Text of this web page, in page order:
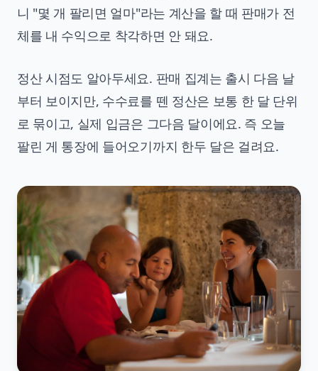
니 "몇 개 팔리면 얼마"라는 계산을 할 때 판매가 전
체를 내 수익으로 착각하면 안 돼요.
정산 시점도 알아두세요. 판매 집계는 출시 다음 날
부터 보이지만, 수수료를 뗀 정산은 보통 한 달 단위
로 묶이고, 실제 입금은 그다음 달이에요. 즉 오늘
팔린 게 통장에 들어오기까지 한두 달은 걸려요.